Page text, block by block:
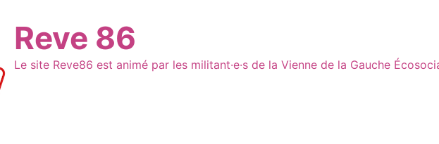
Reve 86
Le site Reve86 est animé par les militant·e·s de la Vienne de la Gauche